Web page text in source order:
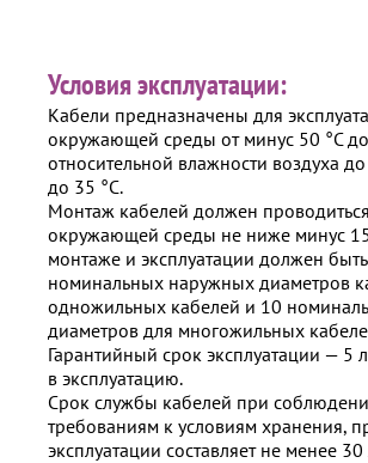
Условия эксплуатации:
Кабели предназначены для
окружающей среды от минус 50 °С
относительной влажности воздуха
до 35 °С.
Монтаж кабелей должен
окружающей среды не ниже минус
монтаже и эксплуатации должен
номинальных наружных диаметров
одножильных кабелей и 10
диаметров для многожильных
Гарантийный срок эксплуатации — 5
в эксплуатацию.
Срок службы кабелей при
требованиям к условиям хранения,
эксплуатации составляет не менее 30